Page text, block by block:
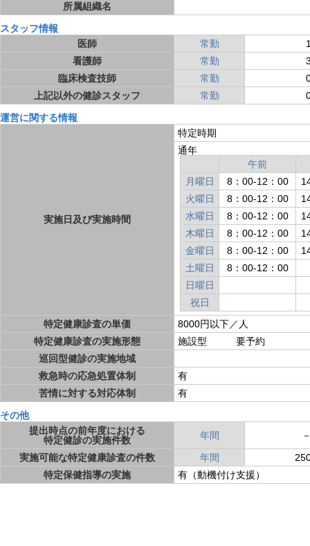
所属組織名
スタッフ情報
医師
常勤
看護師
常勤
臨床検査技師
常勤
上記以外の健診スタッフ
常勤
運営に関する情報
実施日及び実施時間
特定時期
通年
午前
月曜日
8：00-12：00
火曜日
8：00-12：00
水曜日
8：00-12：00
木曜日
8：00-12：00
金曜日
8：00-12：00
土曜日
8：00-12：00
日曜日
祝日
特定健康診査の単価
8000円以下／人
特定健康診査の実施形態
施設型 要予約
巡回型健診の実施地域
救急時の応急処置体制
有
苦情に対する対応体制
有
その他
提出時点の前年度における
特定健診の実施件数
年間
実施可能な特定健康診査の件数
年間
特定保健指導の実施
有（動機付け支援）